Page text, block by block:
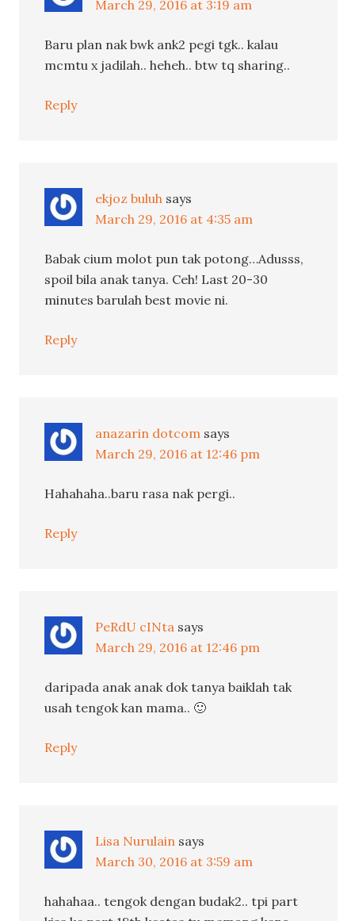
March 29, 2016 at 3:19 am
Baru plan nak bwk ank2 pegi tgk.. kalau
mcmtu x jadilah.. heheh.. btw tq sharing..
Reply
ekjoz buluh says
March 29, 2016 at 4:35 am
Babak cium molot pun tak potong…Adusss,
spoil bila anak tanya. Ceh! Last 20-30
minutes barulah best movie ni.
Reply
anazarin dotcom says
March 29, 2016 at 12:46 pm
Hahahaha..baru rasa nak pergi..
Reply
PeRdU cINta says
March 29, 2016 at 12:46 pm
daripada anak anak dok tanya baiklah tak
usah tengok kan mama.. 🙂
Reply
Lisa Nurulain says
March 30, 2016 at 3:59 am
hahahaa.. tengok dengan budak2.. tpi part